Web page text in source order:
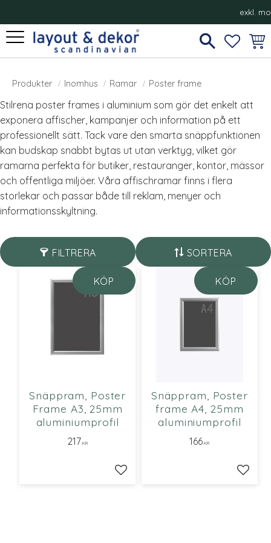
Meny
exkl.
Poster frame
Produkter Inomhus Ramar Poster frame
Stilrena poster frames i aluminium som gör det enkelt att
exponera affischer, kampanjer och information på ett
professionellt sätt. Tack vare den smarta snäppfunktionen
kan budskap snabbt bytas ut utan verktyg, vilket gör
ramarna perfekta för butiker, restauranger, kontor, mässor
och offentliga miljöer. Våra affischramar finns i flera
storlekar och passar både till reklam, menyer och
informationsskyltning.
FILTRERA SORTERA
Snäppram, Poster
Frame A3, 25mm
aluminiumprofil
217 KR
Lägg till i favoriter
KÖP
Snäppram, Poster
frame A4, 25mm
aluminiumprofil
166 KR
Lägg
KÖP